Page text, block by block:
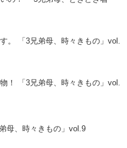
。 「3兄弟母、時々きもの」vol.
！ 「3兄弟母、時々きもの」vol.
母、時々きもの」vol.9